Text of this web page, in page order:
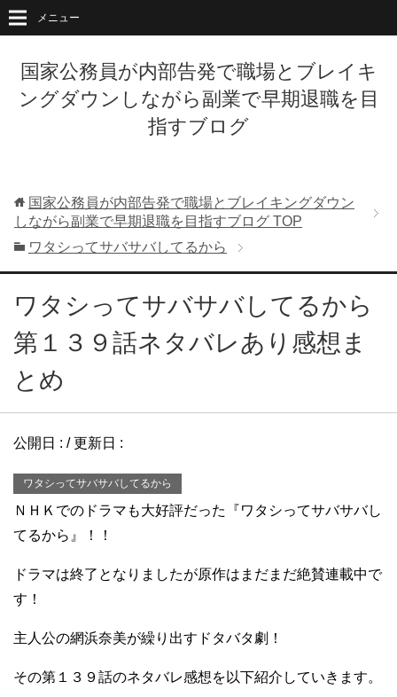
国家公務員が内部告発で職場とブレイキ
ングダウンしながら副業で早期退職を目
指すブログ
メニュー
国家公務員が内部告発で職場とブレイキングダウン
しながら副業で早期退職を目指すブログ TOP
ワタシってサバサバしてるから
ワタシってサバサバしてるから
第１３９話ネタバレあり感想ま
とめ
公開日 : / 更新日 :
ワタシってサバサバしてるから
ＮＨＫでのドラマも大好評だった『ワタシってサバサバし
てるから』！！
ドラマは終了となりましたが原作はまだまだ絶賛連載中で
す！
主人公の網浜奈美が繰り出すドタバタ劇！
その第１３９話のネタバレ感想を以下紹介していきます。